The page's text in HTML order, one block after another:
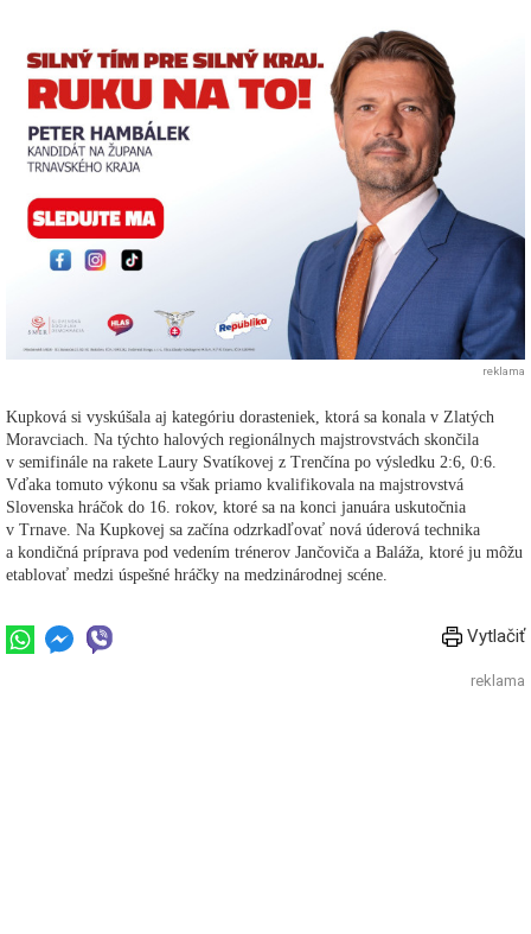
reklama
Kupková si vyskúšala aj kategóriu dorasteniek, ktorá sa konala v Zlatých
Moravciach. Na týchto halových regionálnych majstrovstvách skončila
v semifinále na rakete Laury Svatíkovej z Trenčína po výsledku 2:6, 0:6.
Vďaka tomuto výkonu sa však priamo kvalifikovala na majstrovstvá
Slovenska hráčok do 16. rokov, ktoré sa na konci januára uskutočnia
v Trnave. Na Kupkovej sa začína odzrkadľovať nová úderová technika
a kondičná príprava pod vedením trénerov Jančoviča a Baláža, ktoré ju môžu
etablovať medzi úspešné hráčky na medzinárodnej scéne.
Vytlačiť
reklama